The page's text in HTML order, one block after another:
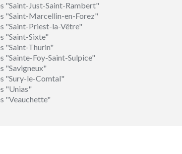
"Saint-Just-Saint-Rambert"
"Saint-Marcellin-en-Forez"
"Saint-Priest-la-Vêtre"
"Saint-Sixte"
"Saint-Thurin"
"Sainte-Foy-Saint-Sulpice"
"Savigneux"
"Sury-le-Comtal"
"Unias"
"Veauchette"